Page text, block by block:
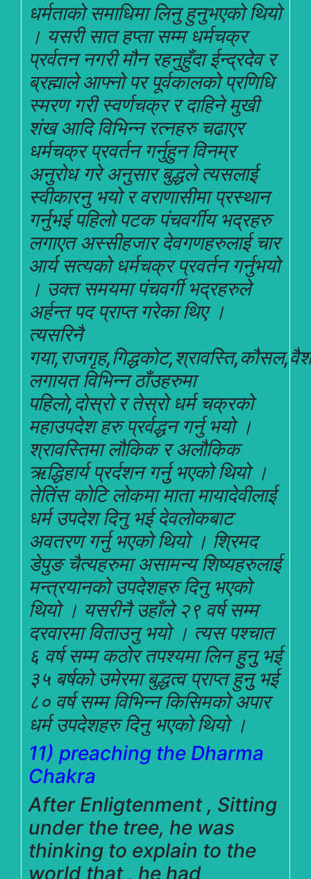
धर्मताको समाधिमा लिनु हुनुभएको थियो
। यसरी सात हप्ता सम्म धर्मचक्र
प्रर्वतन नगरी मौन रहनुहुँदा ईन्द्रदेव र
ब्रह्माले आफ्नो पर पूर्वकालको प्रणिधि
स्मरण गरी स्वर्णचक्र र दाहिने मुखी
शंख आदि विभिन्न रत्नहरु चढाएर
धर्मचक्र प्रवर्तन गर्नुहुन विनम्र
अनुरोध गरे अनुसार बुद्धले त्यसलाई
स्वीकारनु भयो र वराणासीमा प्रस्थान
गर्नुभई पहिलो पटक पंचवर्गीय भद्रहरु
लगाएत अस्सीहजार देवगणहरुलाई चार
आर्य सत्यको धर्मचक्र प्रवर्तन गर्नुभयो
। उक्त समयमा पंचवर्गी भद्रहरुले
अर्हन्त पद प्राप्त गरेका थिए ।
त्यसरिनै
लगायत विभिन्न ठाँउहरुमा
पहिलो,दोस्रो र तेस्रो धर्म चक्रको
महाउपदेश हरु प्रर्वद्धन गर्नु भयो ।
श्रावस्तिमा लौकिक र अलौकिक
ऋद्धिहार्य प्रर्दशन गर्नुु भएको थियो ।
तेतिंस कोटि लोकमा माता मायादेवीलाई
धर्म उपदेश दिनु भई देवलोकबाट
अवतरण गर्नु भएको थियो । श्रिमद
डेपुङ चैत्यहरुमा असामन्य शिष्यहरुलाई
मन्त्रयानको उपदेशहरु दिनु भएको
थियो । यसरीनै उहाँले २९ वर्ष सम्म
दरवारमा विताउनु भयो । त्यस पश्चात
६ वर्ष सम्म कठोर तपश्यमा लिन हुुनुु भई
३५ बर्षको उमेरमा बुद्धत्व प्राप्त हुनुु भई
८० वर्ष सम्म विभिन्न किसिमको अपार
धर्म उपदेशहरु दिनु भएको थियो ।
11) preaching the Dharma
Chakra
After Enligtenment , Sitting
under the tree, he was
thinking to explain to the
world that , he had